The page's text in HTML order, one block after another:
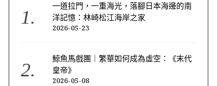
一道拉門，一重海光，落腳日本海邊的南
洋記憶：林崎松江海岸之家
2026-05-23
鯨魚馬戲團｜繁華如何成為虛空：《末代
皇帝》
2026-05-08